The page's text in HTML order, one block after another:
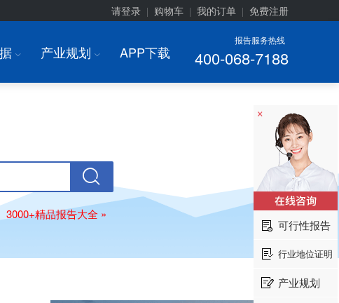
请登录 购物车 我的订单 免费注册
报告服务热线
400-068-7188
I 产业规划 I APP下载
3000+精品报告大全 »
×
可行性报告
行业地位证明
产业规划